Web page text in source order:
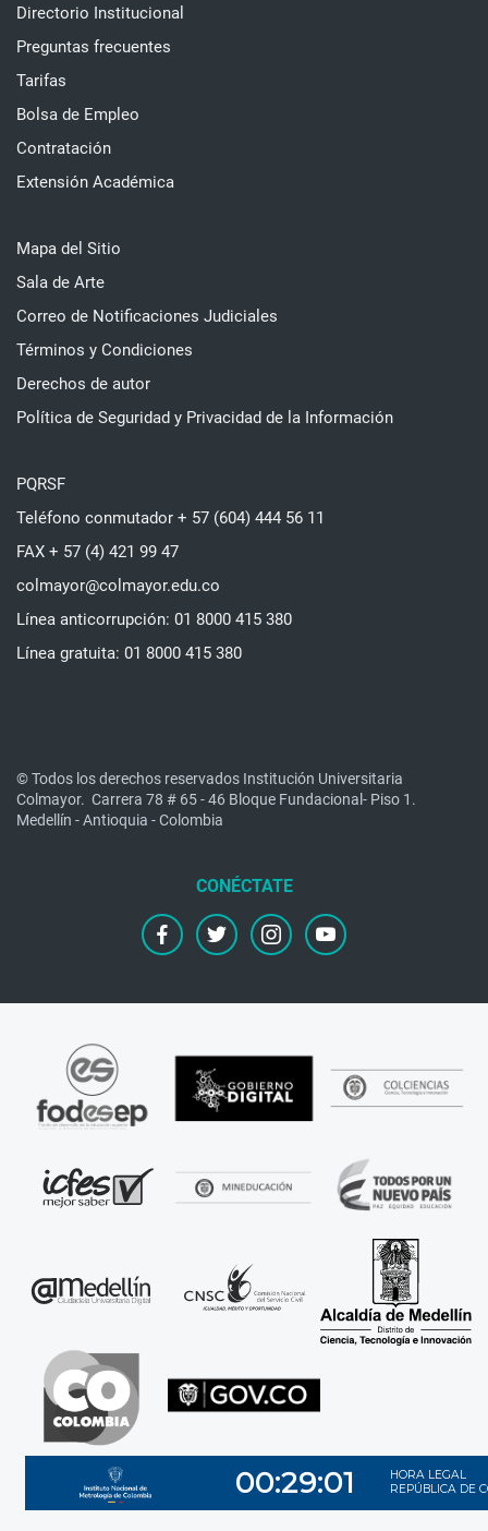
Directorio Institucional
Preguntas frecuentes
Tarifas
Bolsa de Empleo
Contratación
Extensión Académica
Mapa del Sitio
Sala de Arte
Correo de Notificaciones Judiciales
Términos y Condiciones
Derechos de autor
Política de Seguridad y Privacidad de la Información
PQRSF
Teléfono conmutador + 57 (604) 444 56 11
FAX + 57 (4) 421 99 47
colmayor@colmayor.edu.co
Línea anticorrupción: 01 8000 415 380
Línea gratuita: 01 8000 415 380
© Todos los derechos reservados Institución Universitaria
Colmayor. Carrera 78 # 65 - 46 Bloque Fundacional- Piso 1.
Medellín - Antioquia - Colombia